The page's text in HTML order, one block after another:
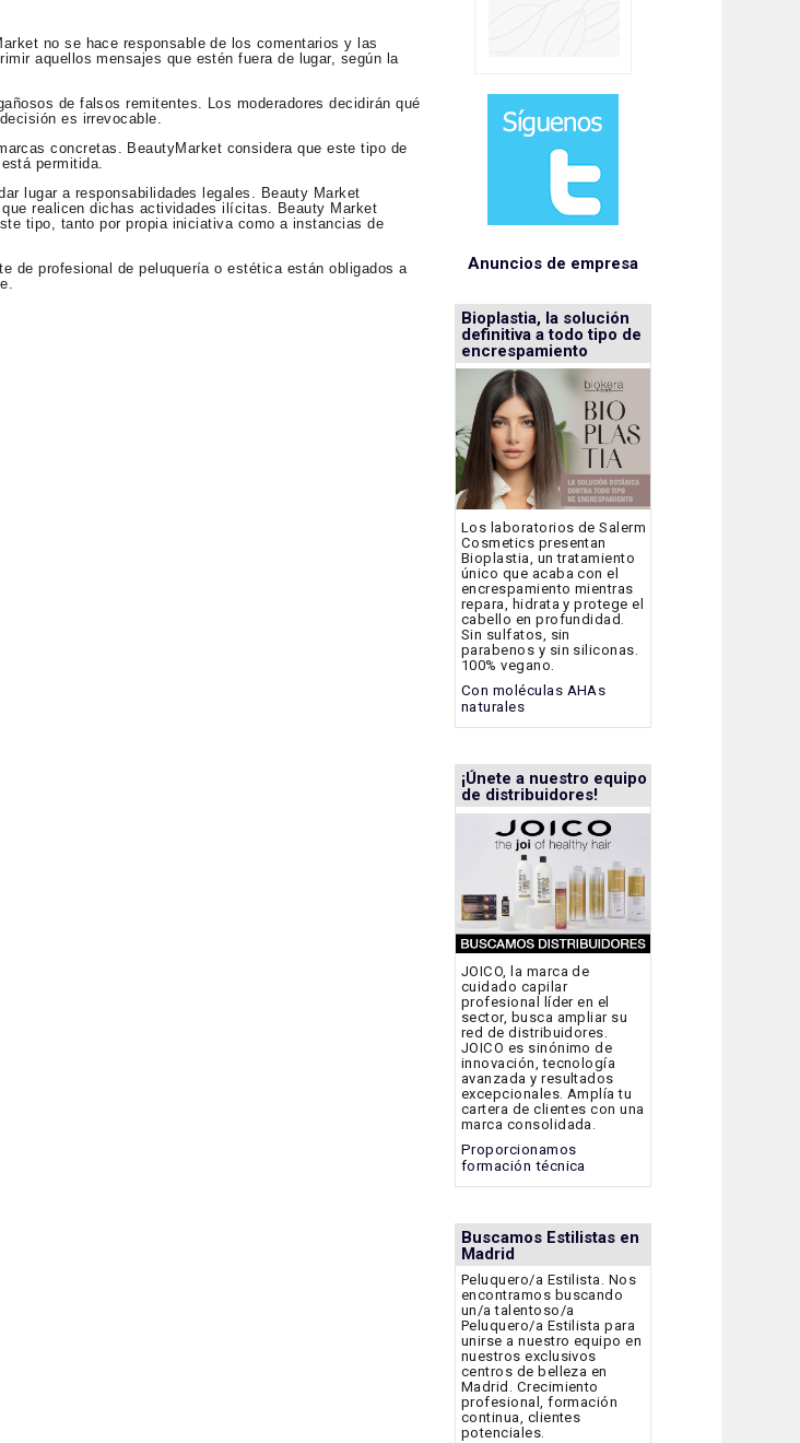
no se hace responsable de los comentarios y las
aquellos mensajes que estén fuera de lugar, según la
de falsos remitentes. Los moderadores decidirán qué
es irrevocable.
concretas. BeautyMarket considera que este tipo de
permitida.
lugar a responsabilidades legales. Beauty Market
realicen dichas actividades ilícitas. Beauty Market
tipo, tanto por propia iniciativa como a instancias de
de profesional de peluquería o estética están obligados a
Anuncios de empresa
Bioplastia, la solución
definitiva a todo tipo de
encrespamiento
Los laboratorios de Salerm
Cosmetics presentan
Bioplastia, un tratamiento
único que acaba con el
encrespamiento mientras
repara, hidrata y protege el
cabello en profundidad.
Sin sulfatos, sin
parabenos y sin siliconas.
100% vegano.
Con moléculas AHAs
naturales
¡Únete a nuestro equipo
de distribuidores!
JOICO, la marca de
cuidado capilar
profesional líder en el
sector, busca ampliar su
red de distribuidores.
JOICO es sinónimo de
innovación, tecnología
avanzada y resultados
excepcionales. Amplía tu
cartera de clientes con una
marca consolidada.
Proporcionamos
formación técnica
Buscamos Estilistas en
Madrid
Peluquero/a Estilista. Nos
encontramos buscando
un/a talentoso/a
Peluquero/a Estilista para
unirse a nuestro equipo en
nuestros exclusivos
centros de belleza en
Madrid. Crecimiento
profesional, formación
continua, clientes
potenciales.